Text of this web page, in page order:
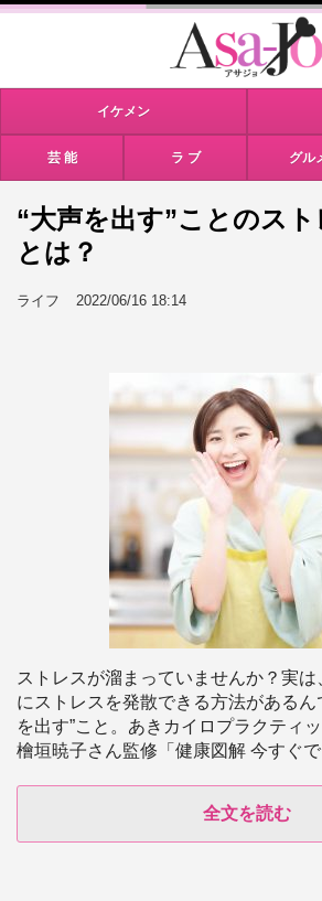
イケメン
芸 能 ラ ブ グル
“大声を出す”ことのス
とは？
ライフ 2022/06/16 18:14
ストレスが溜まっていませんか？実
にストレスを発散できる方法があるん
を出す”こと。あきカイロプラクティ
檜垣暁子さん監修「健康図解 今すぐ
全文を読む